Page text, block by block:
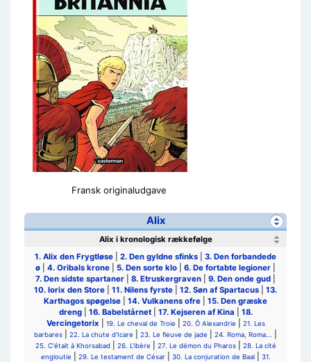
Fransk originaludgave
Alix
Alix i kronologisk rækkefølge
1. Alix den Frygtløse
2. Den gyldne sfinks
3. Den forbandede
ø
4. Oribals krone 5. Den sorte klo 6. De fortabte legioner
7. Den sidste spartaner
8. Etruskergraven 9. Den onde gud
10. Iorix den Store
11. Nilens fyrste 12. Søn af Spartacus
13.
Karthagos spøgelse
14. Vulkanens ofre
15. Den græske
dreng| 16. Babelstårnet| 17. Kejseren af Kina
18.
Vercingetorix
19. Le cheval de Troie 20. Ô Alexandrie
21. Les
barbares
22. La chute d'Icare 23. Le fleuve de jade 24. Roma, Roma...
25. C'était à Khorsabad| 26. L'ibère 27. Le démon du Pharos|
28. La cité
engloutie
29. Le testament de César| 30. La conjuration de Baal|
31.